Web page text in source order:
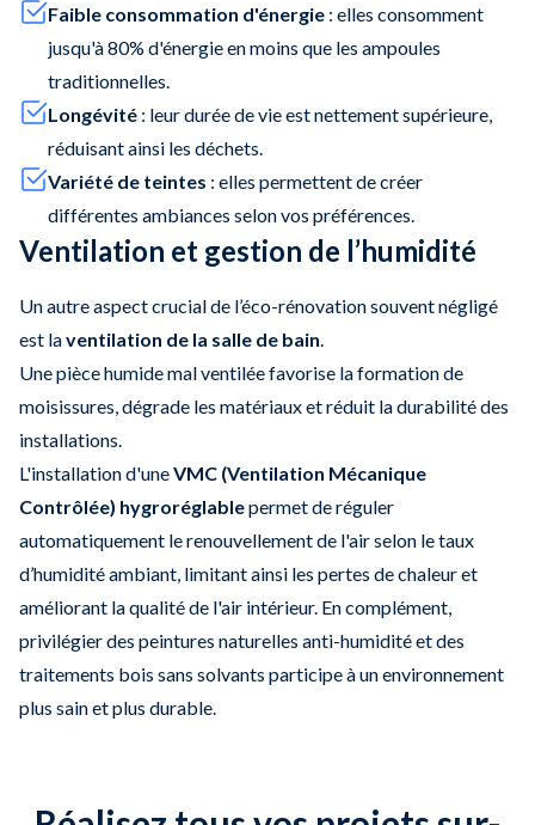
Faible consommation d'énergie : elles consomment
jusqu'à 80% d'énergie en moins que les ampoules
traditionnelles.​
Longévité : leur durée de vie est nettement supérieure,
réduisant ainsi les déchets.​
Variété de teintes : elles permettent de créer
différentes ambiances selon vos préférences.​
Ventilation et gestion de l’humidité
Un autre aspect crucial de l’éco-rénovation souvent négligé
est laventilation de la salle de bain.
Une pièce humide mal ventilée favorise la formation de
moisissures, dégrade les matériaux et réduit la durabilité des
installations.
L'installation d'uneVMC (Ventilation Mécanique
Contrôlée) hygroréglablepermet de réguler
automatiquement le renouvellement de l'air selon le taux
d’humidité ambiant, limitant ainsi les pertes de chaleur et
améliorant la qualité de l'air intérieur. En complément,
privilégier des peintures naturelles anti-humidité et des
traitements bois sans solvants participe à un environnement
plus sain et plus durable.